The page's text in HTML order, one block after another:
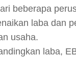
beberapa
laba dan
usaha.
laba,